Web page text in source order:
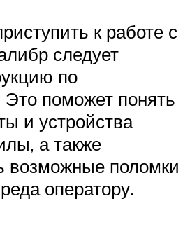
к работе с
следует
по
Это поможет понять
и устройства
а также
возможные поломки
оператору.